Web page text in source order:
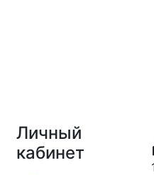
Личный
кабинет